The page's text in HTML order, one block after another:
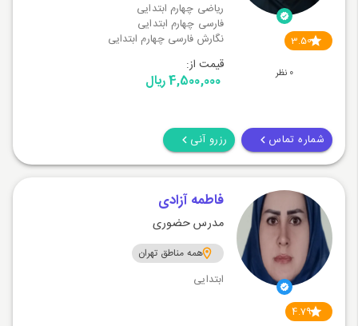
3.50
0 نظر
ریاضی چهارم ابتدایی
فارسی چهارم ابتدایی
نگارش فارسی چهارم ابتدایی
قیمت از:
4,500,000 ریال
شماره تماس رزرو آنی
4.79
فاطمه آزادی
مدرس حضوری
همه مناطق تهران
ابتدایی